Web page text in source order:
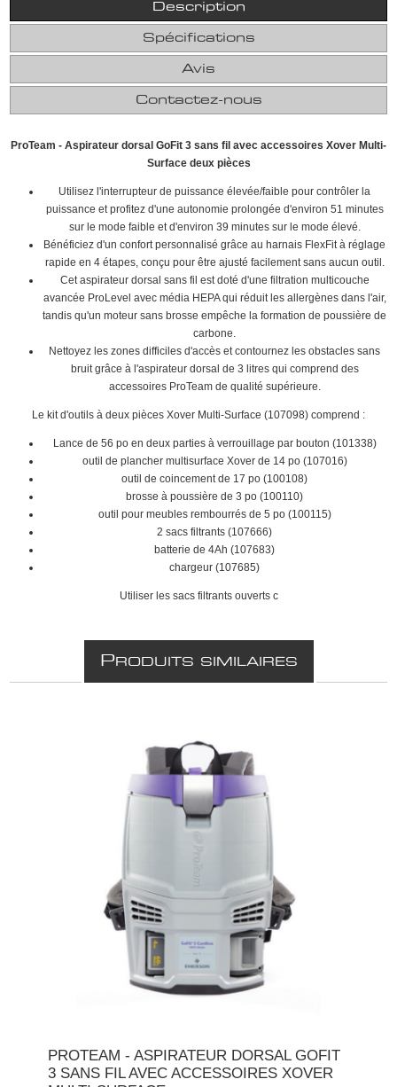
Description
Spécifications
Avis
Contactez-nous
ProTeam - Aspirateur dorsal GoFit 3 sans fil avec accessoires Xover Multi-
Surface deux pièces
Utilisez l'interrupteur de puissance élevée/faible pour contrôler la
puissance et profitez d'une autonomie prolongée d'environ 51 minutes
sur le mode faible et d'environ 39 minutes sur le mode élevé.
Bénéficiez d'un confort personnalisé grâce au harnais FlexFit à réglage
rapide en 4 étapes, conçu pour être ajusté facilement sans aucun outil.
Cet aspirateur dorsal sans fil est doté d'une filtration multicouche
avancée ProLevel avec média HEPA qui réduit les allergènes dans l'air,
tandis qu'un moteur sans brosse empêche la formation de poussière de
carbone.
Nettoyez les zones difficiles d'accès et contournez les obstacles sans
bruit grâce à l'aspirateur dorsal de 3 litres qui comprend des
accessoires ProTeam de qualité supérieure.
Le kit d'outils à deux pièces Xover Multi-Surface (107098) comprend :
Lance de 56 po en deux parties à verrouillage par bouton (101338)
outil de plancher multisurface Xover de 14 po (107016)
outil de coincement de 17 po (100108)
brosse à poussière de 3 po (100110)
outil pour meubles rembourrés de 5 po (100115)
2 sacs filtrants (107666)
batterie de 4Ah (107683)
chargeur (107685)
Utiliser les sacs filtrants ouverts c
PRODUITS SIMILAIRES
PROTEAM - ASPIRATEUR DORSAL GOFIT
3 SANS FIL AVEC ACCESSOIRES XOVER